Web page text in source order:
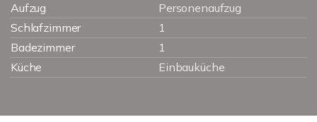
Aufzug
Personenaufzug
Schlafzimmer
1
Badezimmer
1
Küche
Einbauküche